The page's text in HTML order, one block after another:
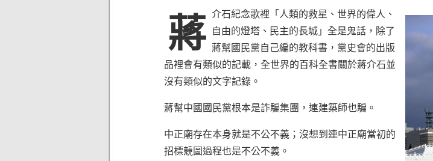
蔣 介石紀念歌裡「人類的救星、世界的偉人、
自由的燈塔、民主的長城」全是鬼話，除了
蔣幫國民黨自己編的教科書，黨史會的出版
品裡會有類似的記載，全世界的百科全書關於蔣介石並
沒有類似的文字記錄。
蔣幫中國國民黨根本是詐騙集團，連建築師也騙。
中正廟存在本身就是不公不義；沒想到連中正廟當初的
招標競圖過程也是不公不義。